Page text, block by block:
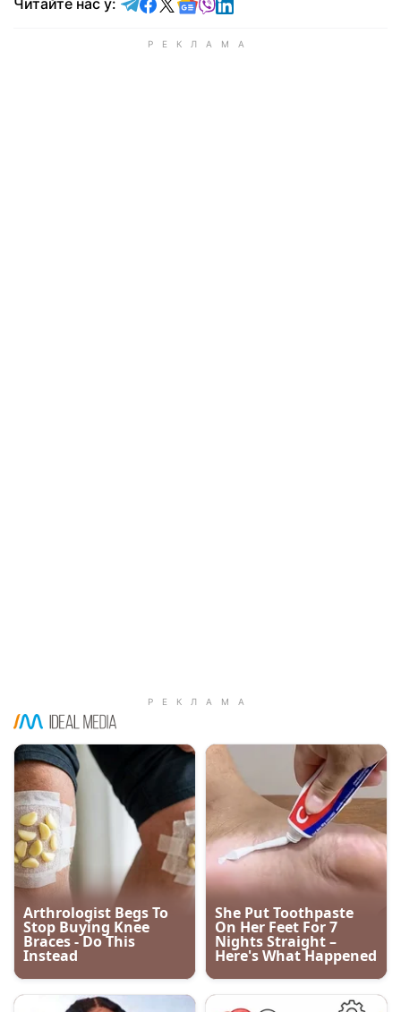
Читайте нас у: